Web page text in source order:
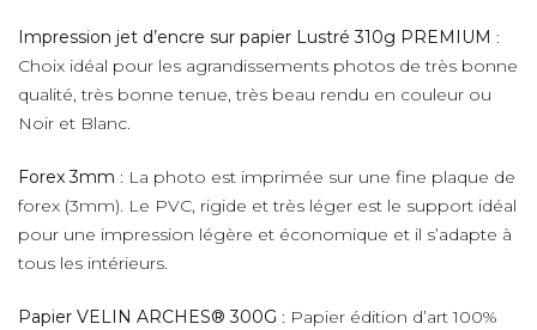
Impression jet d’encre sur papier Lustré 310g PREMIUM :
Choix idéal pour les agrandissements photos de très bonne
qualité, très bonne tenue, très beau rendu en couleur ou
Noir et Blanc.
Forex 3mm : La photo est imprimée sur une fine plaque de
forex (3mm). Le PVC, rigide et très léger est le support idéal
pour une impression légère et économique et il s’adapte à
tous les intérieurs.
Papier VELIN ARCHES® 300G : Papier édition d’art 100%